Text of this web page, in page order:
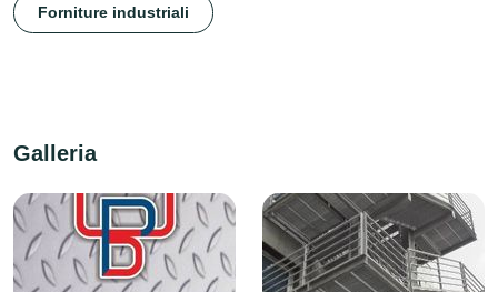
Forniture industriali
Galleria